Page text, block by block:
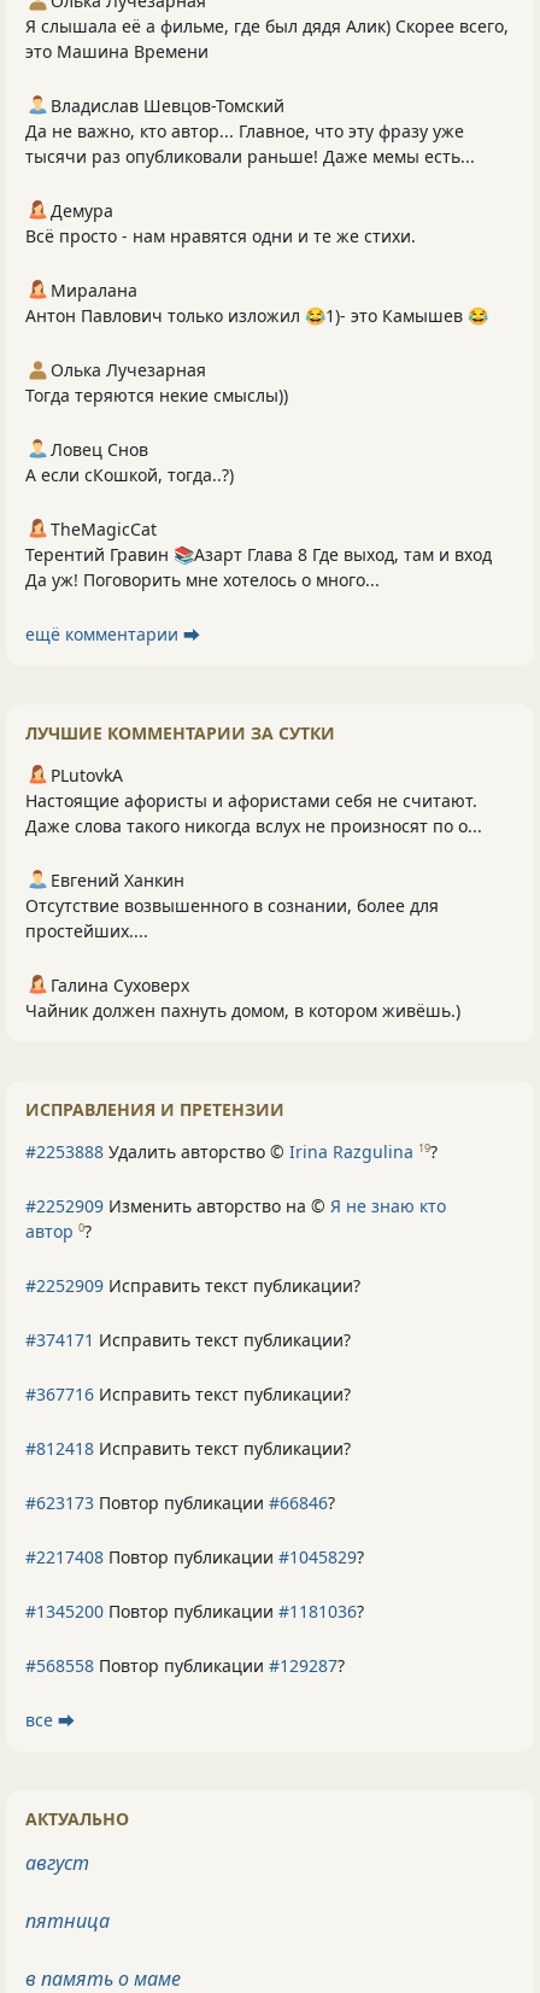
Я слышала её а фильме, где был дядя Алик) Скорее всего,
это Машина Времени
Владислав Шевцов-Томский
Да не важно, кто автор... Главное, что эту фразу уже
тысячи раз опубликовали раньше! Даже мемы есть...
Демура
Всё просто - нам нравятся одни и те же стихи.
Миралана
Антон Павлович только изложил 😂1)- это Камышев 😂
Олька Лучезарная
Тогда теряются некие смыслы))
Ловец Снов
А если сКошкой, тогда..?)
TheMagicCat
Терентий Гравин 📚Азарт Глава 8 Где выход, там и вход
Да уж! Поговорить мне хотелось о много...
ещё комментарии ⮕
ЛУЧШИЕ КОММЕНТАРИИ ЗА СУТКИ
PLutоvkА
Настоящие афористы и афористами себя не считают.
Даже слова такого никогда вслух не произносят по о...
Евгений Ханкин
Отсутствие возвышенного в сознании, более для
простейших....
Галина Суховерх
Чайник должен пахнуть домом, в котором живёшь.)
ИСПРАВЛЕНИЯ И ПРЕТЕНЗИИ
#2253888 Удалить авторство © Irina Razgulina 19?
#2252909 Изменить авторство на © Я не знаю кто
автор 0?
#2252909 Исправить текст публикации?
#374171 Исправить текст публикации?
#367716 Исправить текст публикации?
#812418 Исправить текст публикации?
#623173 Повтор публикации #66846?
#2217408 Повтор публикации #1045829?
#1345200 Повтор публикации #1181036?
#568558 Повтор публикации #129287?
все ⮕
АКТУАЛЬНО
август
пятница
в память о маме